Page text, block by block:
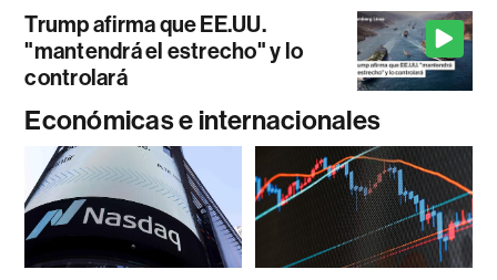
Trump afirma que EE.UU.
"mantendrá el estrecho" y lo
controlará
Económicas e internacionales